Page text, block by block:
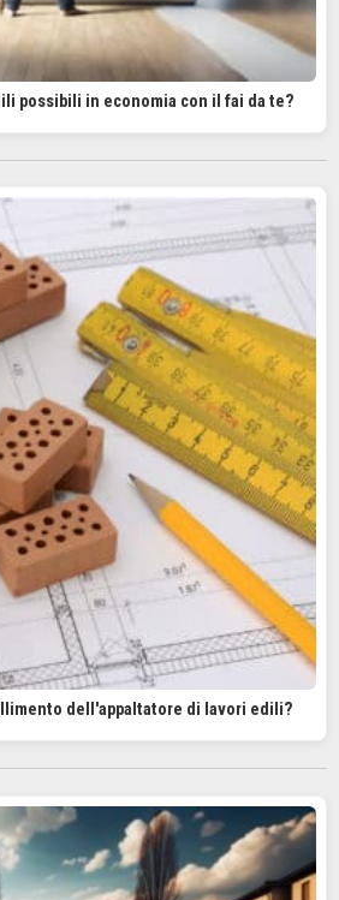
possibili in economia con il fai da te?
dell'appaltatore di lavori edili?